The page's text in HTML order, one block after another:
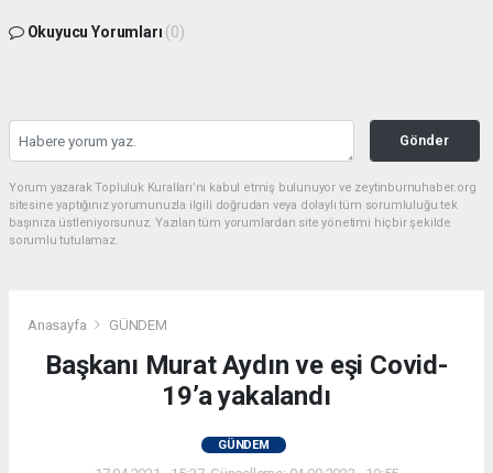
Okuyucu Yorumları (0)
Gönder
Yorum yazarak Topluluk Kuralları’nı kabul etmiş bulunuyor ve zeytinburnuhaber.org
sitesine yaptığınız yorumunuzla ilgili doğrudan veya dolaylı tüm sorumluluğu tek
başınıza üstleniyorsunuz. Yazılan tüm yorumlardan site yönetimi hiçbir şekilde
sorumlu tutulamaz.
Anasayfa GÜNDEM
Başkanı Murat Aydın ve eşi Covid-
19’a yakalandı
GÜNDEM